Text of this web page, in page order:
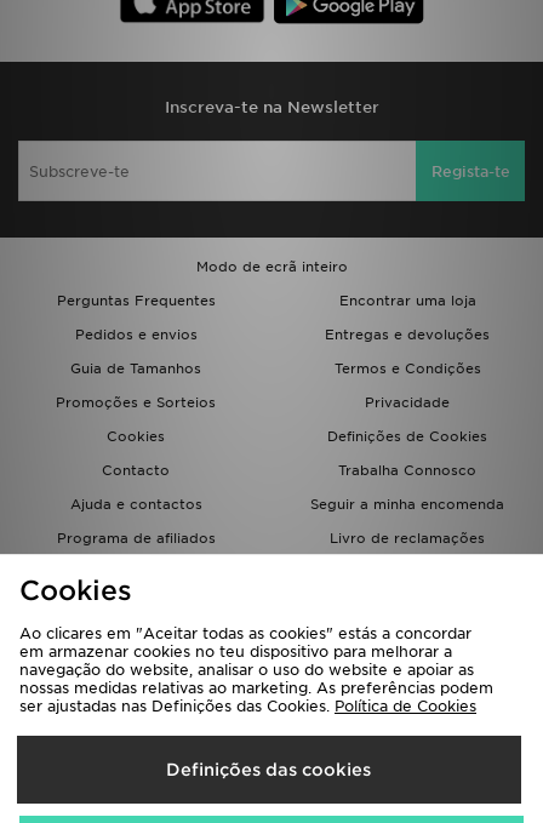
Inscreva-te na Newsletter
Regista-te
Modo de ecrã inteiro
Perguntas Frequentes
Encontrar uma loja
Pedidos e envios
Entregas e devoluções
Guia de Tamanhos
Termos e Condições
Promoções e Sorteios
Privacidade
Cookies
Definições de Cookies
Contacto
Trabalha Connosco
Ajuda e contactos
Seguir a minha encomenda
Programa de afiliados
Livro de reclamações
Seleciona O País
Portugal
FAZ DOWNLOAD DA APP
TRABALHA CONNOSCO
FAQs
Cookies
Ao clicares em "Aceitar todas as cookies" estás a concordar
em armazenar cookies no teu dispositivo para melhorar a
navegação do website, analisar o uso do website e apoiar as
nossas medidas relativas ao marketing. As preferências podem
ser ajustadas nas Definições das Cookies. Política de Cookies
Definições das cookies